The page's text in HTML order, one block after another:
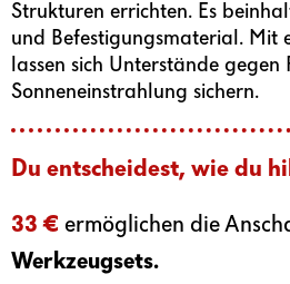
Strukturen errichten. Es
und Befestigungsmaterial. Mit
lassen sich Unterstände
Sonneneinstrahlung sichern.
Du entscheidest, wie du
33 € ermöglichen die
Werkzeugsets.